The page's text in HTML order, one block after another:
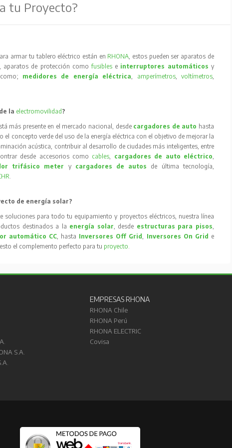
tu Proyecto?
armar tu tablero eléctrico están en RHONA, estos pueden ser aparatos de
aparatos de protección comofusibles e interruptores automáticos y
medidores de energía eléctrica, amperímetros, voltímetros,
la electromovilidad ?
más presente en el mercado nacional, desde cargadores de auto hasta
el concepto verde del uso de la energía eléctrica con el objetivo de mejorar la
acústica, contribuir al desarrollo de ciudades más inteligentes, entre
desde accesorios como cables, cargadores de auto eléctrico,
trifásico meter y cargadores de autos
de última tecnología,
.
de energía solar?
soluciones para todo tu equipamiento y proyectos eléctricos, nuestra línea
destinados a la energía solar, desde estructuras para pisos,
automático CC, hasta Inversores Off Grid, Inversores On Grid e
el complemento perfecto para tu proyecto.
S.A.
EMPRESAS RHONA
RHONA Chile
RHONA Perú
RHONA ELECTRIC
Covisa